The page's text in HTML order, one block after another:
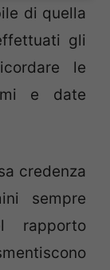
di quella
gli
le
e date
credenza
sempre
rapporto